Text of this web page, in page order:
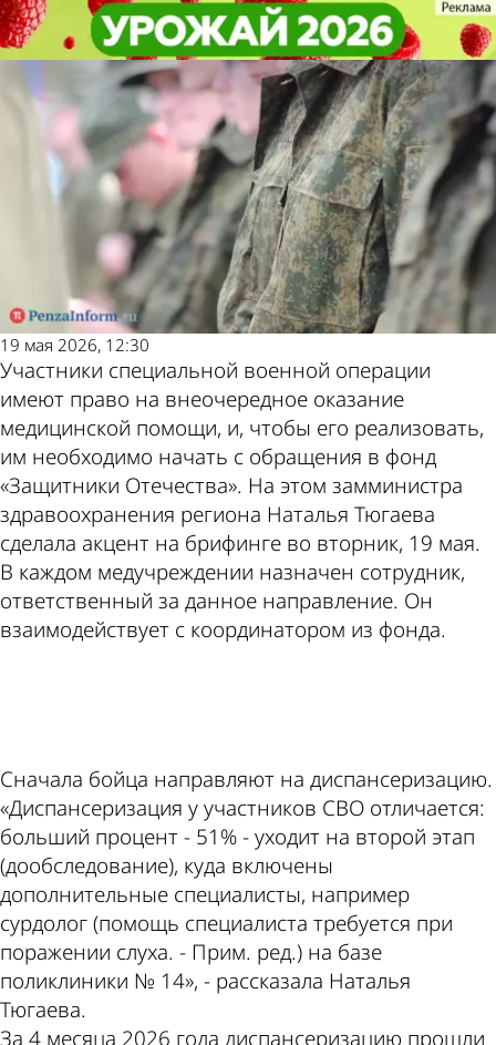
51% участников СВО направляют
на 2-й этап диспансеризации
Общество
19 мая 2026, 12:30
Участники специальной военной операции
имеют право на внеочередное оказание
медицинской помощи, и, чтобы его реализовать,
им необходимо начать с обращения в фонд
«Защитники Отечества». На этом замминистра
здравоохранения региона Наталья Тюгаева
сделала акцент на брифинге во вторник, 19 мая.
В каждом медучреждении назначен сотрудник,
ответственный за данное направление. Он
взаимодействует с координатором из фонда.
Сначала бойца направляют на диспансеризацию.
«Диспансеризация у участников СВО отличается:
больший процент - 51% - уходит на второй этап
(дообследование), куда включены
дополнительные специалисты, например
сурдолог (помощь специалиста требуется при
поражении слуха. - Прим. ред.) на базе
поликлиники № 14», - рассказала Наталья
Тюгаева.
За 4 месяца 2026 года диспансеризацию прошли
51% участников СВО направляют
на 2-й этап диспансеризации
Общество
Другие новости
по теме
Погода и курсы
валют в Пензе